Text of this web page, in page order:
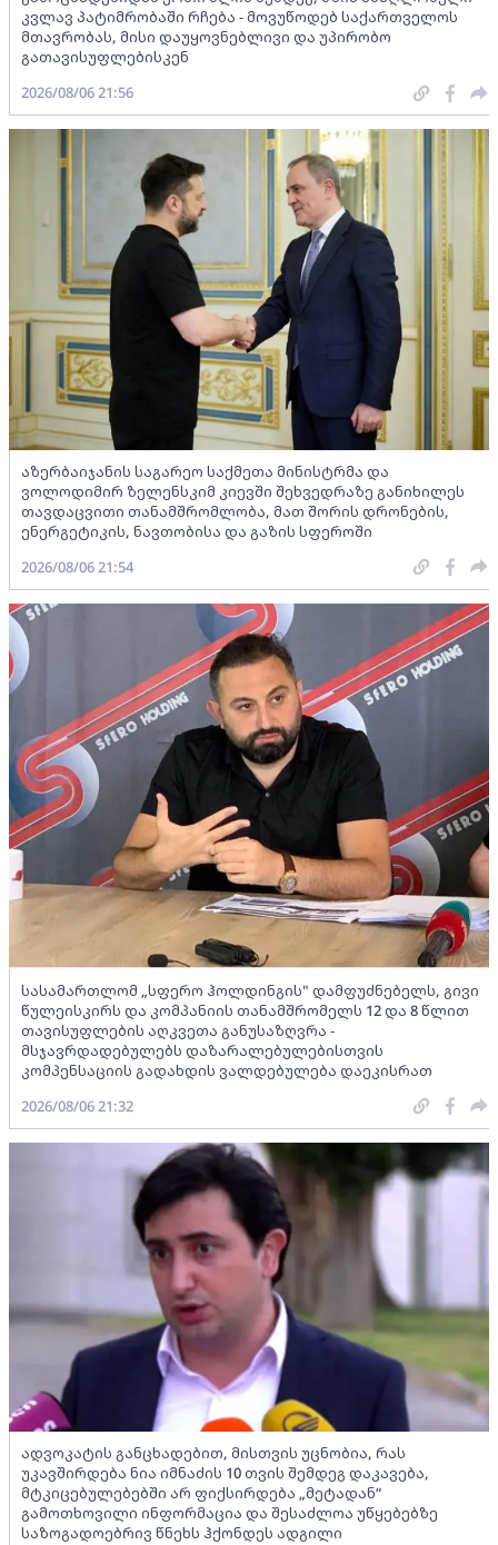
კვლავ პატიმრობაში რჩება - მოვუწოდებ საქართველოს
მთავრობას, მისი დაუყოვნებლივი და უპირობო
გათავისუფლებისკენ
2026/08/06 21:56
აზერბაიჯანის საგარეო საქმეთა მინისტრმა და
ვოლოდიმირ ზელენსკიმ კიევში შეხვედრაზე განიხილეს
თავდაცვითი თანამშრომლობა, მათ შორის დრონების,
ენერგეტიკის, ნავთობისა და გაზის სფეროში
2026/08/06 21:54
სასამართლომ „სფერო ჰოლდინგის" დამფუძნებელს, გივი
წულეისკირს და კომპანიის თანამშრომელს 12 და 8 წლით
თავისუფლების აღკვეთა განუსაზღვრა -
მსჯავრდადებულებს დაზარალებულებისთვის
კომპენსაციის გადახდის ვალდებულება დაეკისრათ
2026/08/06 21:32
ადვოკატის განცხადებით, მისთვის უცნობია, რას
უკავშირდება ნია იმნაძის 10 თვის შემდეგ დაკავება,
მტკიცებულებებში არ ფიქსირდება „მეტადან“
გამოთხოვილი ინფორმაცია და შესაძლოა უწყებებზე
საზოგადოებრივ წნეხს ჰქონდეს ადგილი